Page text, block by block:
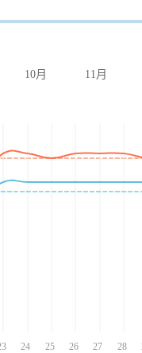
10月 11月
24 25 26 27 28